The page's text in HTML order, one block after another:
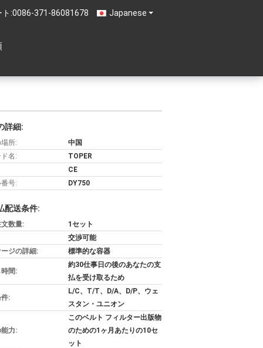
Japanese
:0086-371-86081678
詳細:
所:
中国
名:
TOPER
CE
号:
DY750
配送条件:
数量:
1セット
交渉可能
ジの詳細:
標準的な容器
間:
約30仕事日の後のあなたの支
払を受け取るため
:
L/C、T/T、D/A、D/P、ウェ
スタン・ユニオン
力:
このベルト フィルター出版物
のための1ヶ月あたりの10セ
ット